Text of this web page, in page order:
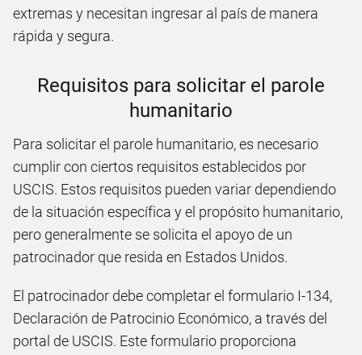
extremas y necesitan ingresar al país de manera
rápida y segura.
Requisitos para solicitar el parole
humanitario
Para solicitar el parole humanitario, es necesario
cumplir con ciertos requisitos establecidos por
USCIS. Estos requisitos pueden variar dependiendo
de la situación específica y el propósito humanitario,
pero generalmente se solicita el apoyo de un
patrocinador que resida en Estados Unidos.
El patrocinador debe completar el formulario I-134,
Declaración de Patrocinio Económico, a través del
portal de USCIS. Este formulario proporciona